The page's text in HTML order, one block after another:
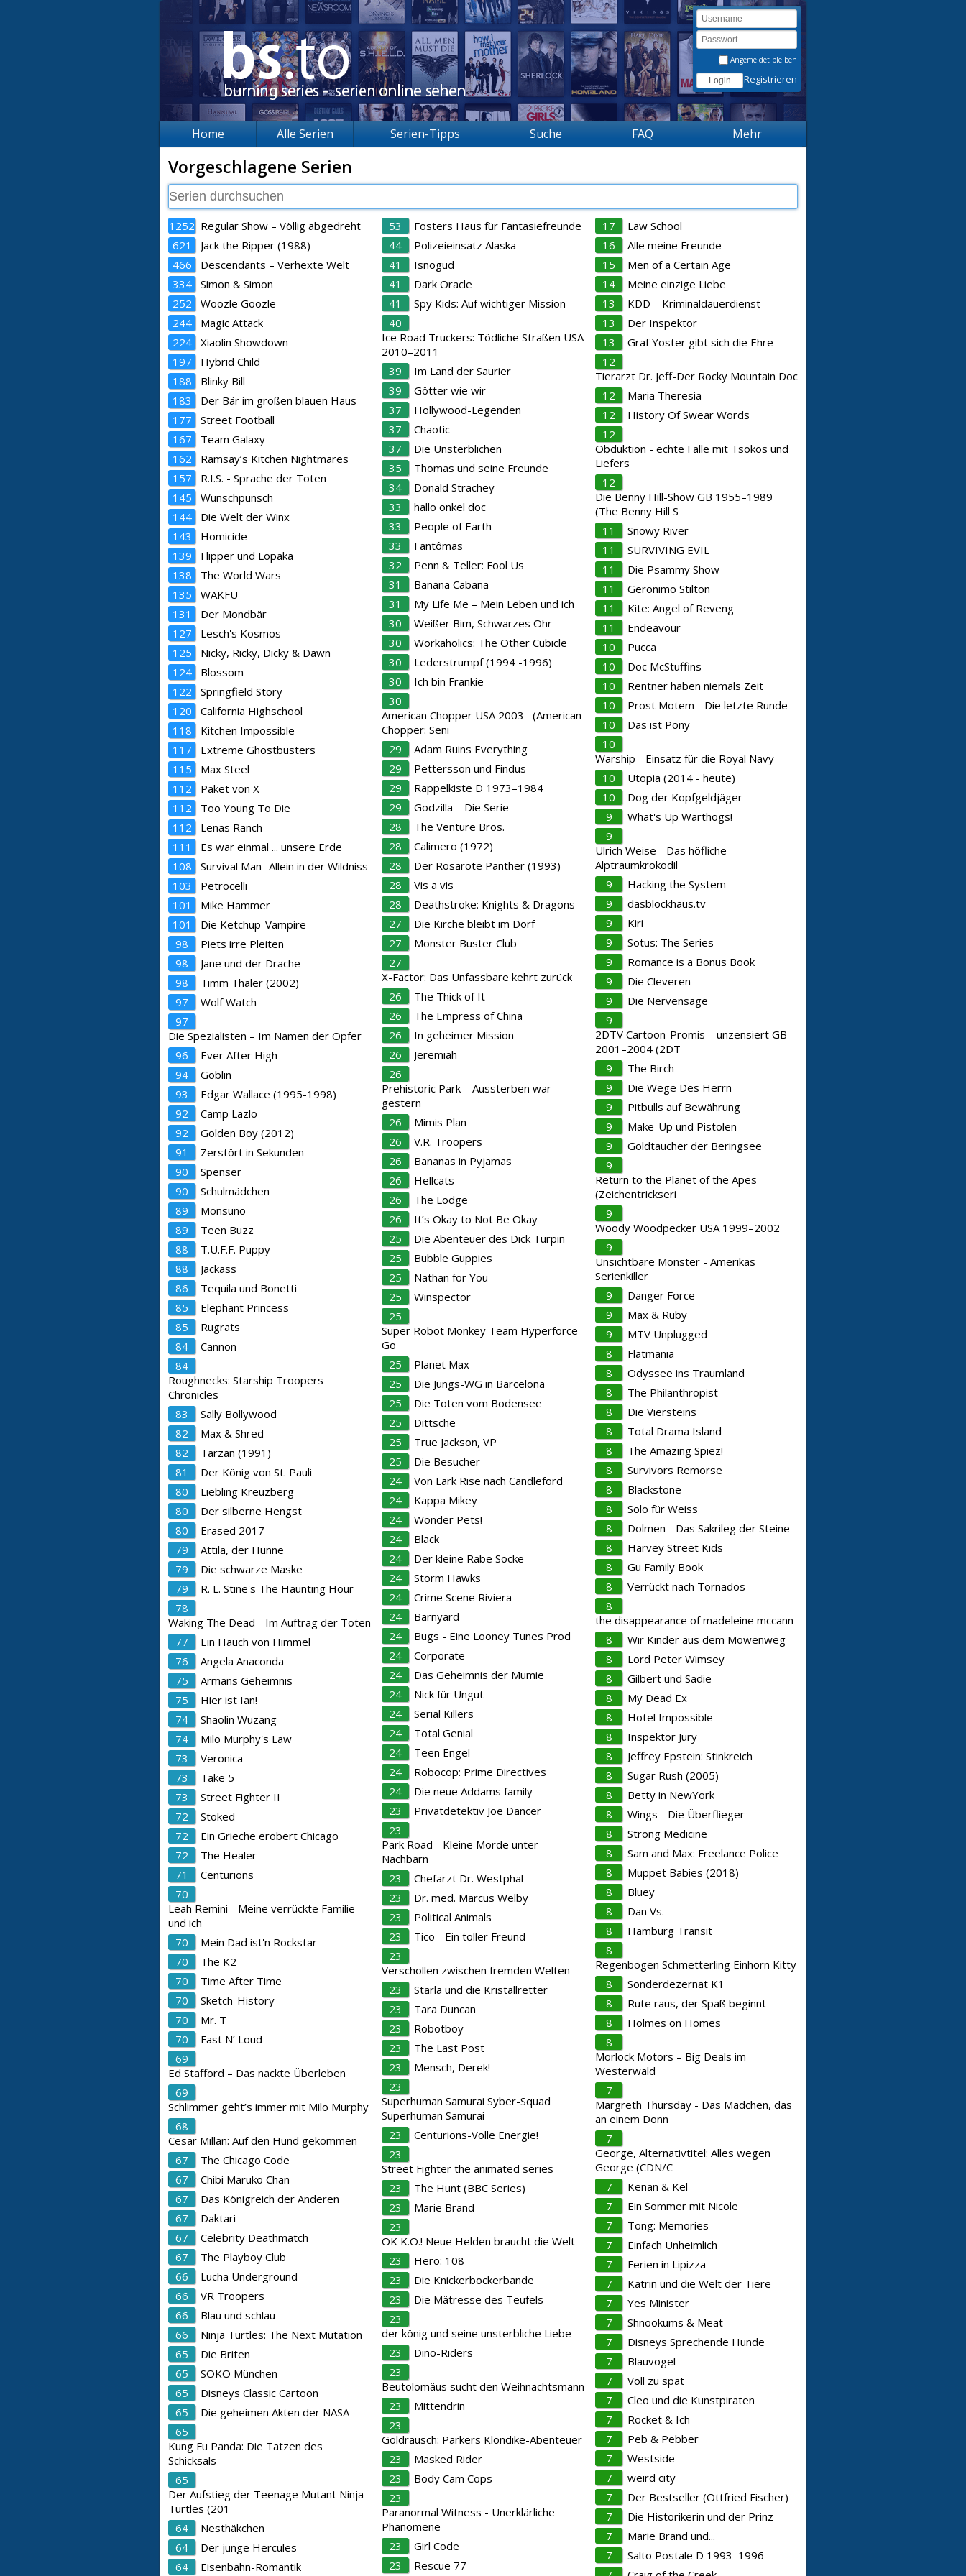
Angemeldet bleiben
Registrieren
Home Alle Serien Serien-Tipps Suche FAQ Mehr
Vorgeschlagene Serien
1252 Regular Show – Völlig abgedreht
621
Jack the Ripper (1988)
466
Descendants – Verhexte Welt
334
Simon & Simon
252
Woozle Goozle
244
Magic Attack
224
Xiaolin Showdown
197
Hybrid Child
188
Blinky Bill
183
Der Bär im großen blauen Haus
177
Street Football
167
Team Galaxy
162
Ramsay’s Kitchen Nightmares
157
R.I.S. - Sprache der Toten
145
Wunschpunsch
144
Die Welt der Winx
143
Homicide
139
Flipper und Lopaka
138
The World Wars
135
WAKFU
131
Der Mondbär
127
Lesch's Kosmos
125
Nicky, Ricky, Dicky & Dawn
124
Blossom
122
Springfield Story
120
California Highschool
118
Kitchen Impossible
117
Extreme Ghostbusters
115
Max Steel
112
Paket von X
112
Too Young To Die
112
Lenas Ranch
111
Es war einmal ... unsere Erde
108
Survival Man- Allein in der Wildniss
103
Petrocelli
101
Mike Hammer
101
Die Ketchup-Vampire
98
Piets irre Pleiten
98
Jane und der Drache
98
Timm Thaler (2002)
97
Wolf Watch
97
Die Spezialisten – Im Namen der Opfer
96
Ever After High
94
Goblin
93
Edgar Wallace (1995-1998)
92
Camp Lazlo
92
Golden Boy (2012)
91
Zerstört in Sekunden
90
Spenser
90
Schulmädchen
89
Monsuno
89
Teen Buzz
88
T.U.F.F. Puppy
88
Jackass
86
Tequila und Bonetti
85
Elephant Princess
85
Rugrats
84
Cannon
84
Roughnecks: Starship Troopers
Chronicles
83
Sally Bollywood
82
Max & Shred
82
Tarzan (1991)
81
Der König von St. Pauli
80
Liebling Kreuzberg
80
Der silberne Hengst
80
Erased 2017
79
Attila, der Hunne
79
Die schwarze Maske
79
R. L. Stine's The Haunting Hour
78
Waking The Dead - Im Auftrag der Toten
77
Ein Hauch von Himmel
76
Angela Anaconda
75
Armans Geheimnis
75
Hier ist Ian!
74
Shaolin Wuzang
74
Milo Murphy's Law
73
Veronica
73
Take 5
73
Street Fighter II
72
Stoked
72
Ein Grieche erobert Chicago
72
The Healer
71
Centurions
70
Leah Remini - Meine verrückte Familie
und ich
70
Mein Dad ist'n Rockstar
70
The K2
70
Time After Time
70
Sketch-History
70
Mr. T
70
Fast N’ Loud
69
Ed Stafford – Das nackte Überleben
69
Schlimmer geht’s immer mit Milo Murphy
68
Cesar Millan: Auf den Hund gekommen
67
The Chicago Code
67
Chibi Maruko Chan
67
Das Königreich der Anderen
67
Daktari
67
Celebrity Deathmatch
67
The Playboy Club
66
Lucha Underground
66
VR Troopers
66
Blau und schlau
66
Ninja Turtles: The Next Mutation
65
Die Briten
65
SOKO München
65
Disneys Classic Cartoon
65
Die geheimen Akten der NASA
65
Kung Fu Panda: Die Tatzen des
Schicksals
65
Der Aufstieg der Teenage Mutant Ninja
Turtles (201
64
Nesthäkchen
64
Der junge Hercules
64
Eisenbahn-Romantik
53
Fosters Haus für Fantasiefreunde
44
Polizeieinsatz Alaska
41
Isnogud
41
Dark Oracle
41
Spy Kids: Auf wichtiger Mission
40
Ice Road Truckers: Tödliche Straßen USA
2010–2011
39
Im Land der Saurier
39
Götter wie wir
37
Hollywood-Legenden
37
Chaotic
37
Die Unsterblichen
35
Thomas und seine Freunde
34
Donald Strachey
33
hallo onkel doc
33
People of Earth
33
Fantômas
32
Penn & Teller: Fool Us
31
Banana Cabana
31
My Life Me – Mein Leben und ich
30
Weißer Bim, Schwarzes Ohr
30
Workaholics: The Other Cubicle
30
Lederstrumpf (1994 -1996)
30
Ich bin Frankie
30
American Chopper USA 2003– (American
Chopper: Seni
29
Adam Ruins Everything
29
Pettersson und Findus
29
Rappelkiste D 1973–1984
29
Godzilla – Die Serie
28
The Venture Bros.
28
Calimero (1972)
28
Der Rosarote Panther (1993)
28
Vis a vis
28
Deathstroke: Knights & Dragons
27
Die Kirche bleibt im Dorf
27
Monster Buster Club
27
X-Factor: Das Unfassbare kehrt zurück
26
The Thick of It
26
The Empress of China
26
In geheimer Mission
26
Jeremiah
26
Prehistoric Park – Aussterben war
gestern
26
Mimis Plan
26
V.R. Troopers
26
Bananas in Pyjamas
26
Hellcats
26
The Lodge
26
It’s Okay to Not Be Okay
25
Die Abenteuer des Dick Turpin
25
Bubble Guppies
25
Nathan for You
25
Winspector
25
Super Robot Monkey Team Hyperforce
Go
25
Planet Max
25
Die Jungs-WG in Barcelona
25
Die Toten vom Bodensee
25
Dittsche
25
True Jackson, VP
25
Die Besucher
24
Von Lark Rise nach Candleford
24
Kappa Mikey
24
Wonder Pets!
24
Black
24
Der kleine Rabe Socke
24
Storm Hawks
24
Crime Scene Riviera
24
Barnyard
24
Bugs - Eine Looney Tunes Prod
24
Corporate
24
Das Geheimnis der Mumie
24
Nick für Ungut
24
Serial Killers
24
Total Genial
24
Teen Engel
24
Robocop: Prime Directives
24
Die neue Addams family
23
Privatdetektiv Joe Dancer
23
Park Road - Kleine Morde unter
Nachbarn
23
Chefarzt Dr. Westphal
23
Dr. med. Marcus Welby
23
Political Animals
23
Tico - Ein toller Freund
23
Verschollen zwischen fremden Welten
23
Starla und die Kristallretter
23
Tara Duncan
23
Robotboy
23
The Last Post
23
Mensch, Derek!
23
Superhuman Samurai Syber-Squad
Superhuman Samurai
23
Centurions-Volle Energie!
23
Street Fighter the animated series
23
The Hunt (BBC Series)
23
Marie Brand
23
OK K.O.! Neue Helden braucht die Welt
23
Hero: 108
23
Die Knickerbockerbande
23
Die Mätresse des Teufels
23
der könig und seine unsterbliche Liebe
23
Dino-Riders
23
Beutolomäus sucht den Weihnachtsmann
23
Mittendrin
23
Goldrausch: Parkers Klondike-Abenteuer
23
Masked Rider
23
Body Cam Cops
23
Paranormal Witness - Unerklärliche
Phänomene
23
Girl Code
23
Rescue 77
17
Law School
16
Alle meine Freunde
15
Men of a Certain Age
14
Meine einzige Liebe
13
KDD – Kriminaldauerdienst
13
Der Inspektor
13
Graf Yoster gibt sich die Ehre
12
Tierarzt Dr. Jeff-Der Rocky Mountain Doc
12
Maria Theresia
12
History Of Swear Words
12
Obduktion - echte Fälle mit Tsokos und
Liefers
12
Die Benny Hill-Show GB 1955–1989
(The Benny Hill S
11
Snowy River
11
SURVIVING EVIL
11
Die Psammy Show
11
Geronimo Stilton
11
Kite: Angel of Reveng
11
Endeavour
10
Pucca
10
Doc McStuffins
10
Rentner haben niemals Zeit
10
Prost Motem - Die letzte Runde
10
Das ist Pony
10
Warship - Einsatz für die Royal Navy
10
Utopia (2014 - heute)
10
Dog der Kopfgeldjäger
9
What's Up Warthogs!
9
Ulrich Weise - Das höfliche
Alptraumkrokodil
9
Hacking the System
9
dasblockhaus.tv
9
Kiri
9
Sotus: The Series
9
Romance is a Bonus Book
9
Die Cleveren
9
Die Nervensäge
9
2DTV Cartoon-Promis – unzensiert GB
2001–2004 (2DT
9
The Birch
9
Die Wege Des Herrn
9
Pitbulls auf Bewährung
9
Make-Up und Pistolen
9
Goldtaucher der Beringsee
9
Return to the Planet of the Apes
(Zeichentrickseri
9
Woody Woodpecker USA 1999–2002
9
Unsichtbare Monster - Amerikas
Serienkiller
9
Danger Force
9
Max & Ruby
9
MTV Unplugged
8
Flatmania
8
Odyssee ins Traumland
8
The Philanthropist
8
Die Viersteins
8
Total Drama Island
8
The Amazing Spiez!
8
Survivors Remorse
8
Blackstone
8
Solo für Weiss
8
Dolmen - Das Sakrileg der Steine
8
Harvey Street Kids
8
Gu Family Book
8
Verrückt nach Tornados
8
the disappearance of madeleine mccann
8
Wir Kinder aus dem Möwenweg
8
Lord Peter Wimsey
8
Gilbert und Sadie
8
My Dead Ex
8
Hotel Impossible
8
Inspektor Jury
8
Jeffrey Epstein: Stinkreich
8
Sugar Rush (2005)
8
Betty in NewYork
8
Wings - Die Überflieger
8
Strong Medicine
8
Sam and Max: Freelance Police
8
Muppet Babies (2018)
8
Bluey
8
Dan Vs.
8
Hamburg Transit
8
Regenbogen Schmetterling Einhorn Kitty
8
Sonderdezernat K1
8
Rute raus, der Spaß beginnt
8
Holmes on Homes
8
Morlock Motors – Big Deals im
Westerwald
7
Margreth Thursday - Das Mädchen, das
an einem Donn
7
George, Alternativtitel: Alles wegen
George (CDN/C
7
Kenan & Kel
7
Ein Sommer mit Nicole
7
Tong: Memories
7
Einfach Unheimlich
7
Ferien in Lipizza
7
Katrin und die Welt der Tiere
7
Yes Minister
7
Shnookums & Meat
7
Disneys Sprechende Hunde
7
Blauvogel
7
Voll zu spät
7
Cleo und die Kunstpiraten
7
Rocket & Ich
7
Peb & Pebber
7
Westside
7
weird city
7
Der Bestseller (Ottfried Fischer)
7
Die Historikerin und der Prinz
7
Marie Brand und...
7
Salto Postale D 1993–1996